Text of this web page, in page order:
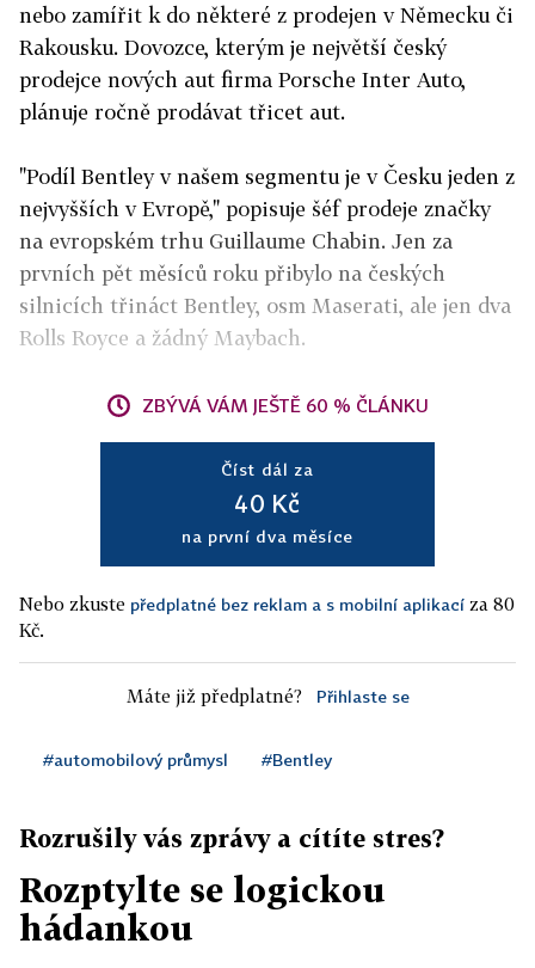
nebo zamířit k do některé z prodejen v Německu či
Rakousku. Dovozce, kterým je největší český
prodejce nových aut firma Porsche Inter Auto,
plánuje ročně prodávat třicet aut.
"Podíl Bentley v našem segmentu je v Česku jeden z
nejvyšších v Evropě," popisuje šéf prodeje značky
na evropském trhu Guillaume Chabin. Jen za
prvních pět měsíců roku přibylo na českých
silnicích třináct Bentley, osm Maserati, ale jen dva
Rolls Royce a žádný Maybach.
ZBÝVÁ VÁM JEŠTĚ 60 % ČLÁNKU
Číst dál za
40 Kč
na první dva měsíce
Nebo zkuste předplatné bez reklam a s mobilní aplikací za 80
Kč.
Máte již předplatné? Přihlaste se
#automobilový průmysl #Bentley
Rozrušily vás zprávy a cítíte stres?
Rozptylte se logickou
hádankou